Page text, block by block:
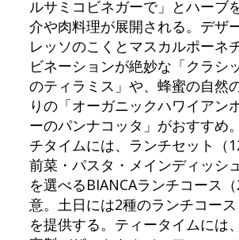
ルサミコビネガーで」とハーブ
介や肉料理が展開される。デザ
レッソのこくとマスカルポーネ
ビネーションが絶妙な「クラシ
のティラミス」や、蜂蜜の自然
りの「オーガニックハワイアン
ーのパンナコッタ」がおすすめ
チタイムには、ランチセット（
前菜・パスタ・メインディッシ
を選べるBIANCAランチコース
意。土日には2種のランチコース
を提供する。ティータイムには